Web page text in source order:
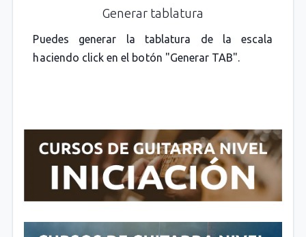
Generar tablatura
Puedes generar la tablatura de la escala
haciendo click en el botón "Generar TAB".